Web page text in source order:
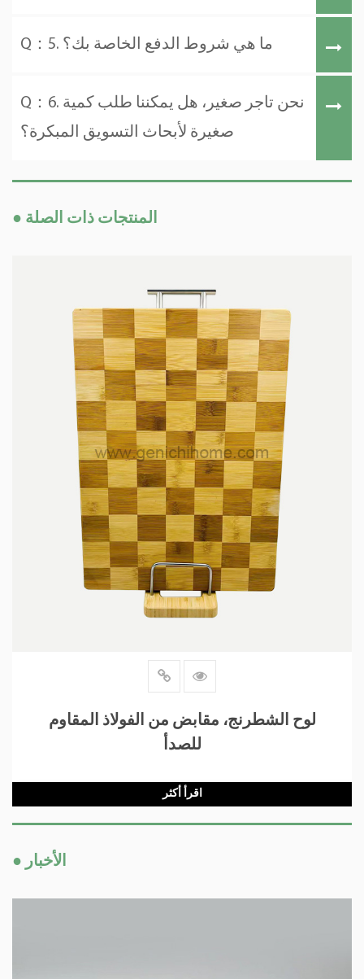
Q：5. ما هي شروط الدفع الخاصة بك؟
Q：6. نحن تاجر صغير، هل يمكننا طلب كمية
صغيرة لأبحاث التسويق المبكرة؟
● المنتجات ذات الصلة
لوح الشطرنج، مقابض من الفولاذ المقاوم
للصدأ
اقرأ أكثر
● الأخبار